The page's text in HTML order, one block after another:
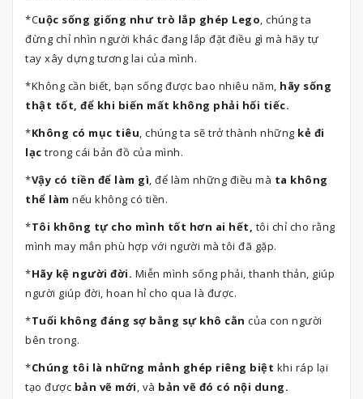
*Cuộc sống giống như trò lắp ghép Lego, chúng ta
đừng chỉ nhìn người khác đang lắp đặt điều gì mà hãy tự
tay xây dựng tương lai của mình.
*Không cần biết, bạn sống được bao nhiêu năm, hãy sống
thật tốt, để khi biến mất không phải hối tiếc.
*Không có mục tiêu, chúng ta sẽ trở thành những kẻ đi
lạc trong cái bản đồ của mình.
*Vậy có tiền để làm gì, để làm những điều mà ta không
thể làm nếu không có tiền.
*Tôi không tự cho mình tốt hơn ai hết, tôi chỉ cho rằng
mình may mắn phù hợp với người mà tôi đã gặp.
*Hãy kệ người đời. Miễn mình sống phải, thanh thản, giúp
người giúp đời, hoan hỉ cho qua là được.
*Tuổi không đáng sợ bằng sự khô cằn của con người
bên trong.
*Chúng tôi là những mảnh ghép riêng biệt khi ráp lại
tạo được bản vẽ mới, và bản vẽ đó có nội dung.